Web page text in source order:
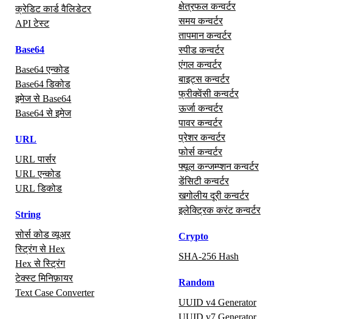
क्रेडिट कार्ड वैलिडेटर
API टेस्ट
Base64
Base64 एन्कोड
Base64 डिकोड
इमेज से Base64
Base64 से इमेज
URL
URL पार्सर
URL एन्कोड
URL डिकोड
String
सोर्स कोड व्यूअर
स्ट्रिंग से Hex
Hex से स्ट्रिंग
टेक्स्ट मिनिफ़ायर
Text Case Converter
क्षेत्रफल कन्वर्टर
समय कन्वर्टर
तापमान कन्वर्टर
स्पीड कन्वर्टर
एंगल कन्वर्टर
बाइट्स कन्वर्टर
फ्रीक्वेंसी कन्वर्टर
ऊर्जा कन्वर्टर
पावर कन्वर्टर
प्रेशर कन्वर्टर
फोर्स कन्वर्टर
फ्यूल कन्जम्प्शन कन्वर्टर
डेंसिटी कन्वर्टर
खगोलीय दूरी कन्वर्टर
इलेक्ट्रिक करंट कन्वर्टर
Crypto
SHA-256 Hash
Random
UUID v4 Generator
UUID v7 Generator